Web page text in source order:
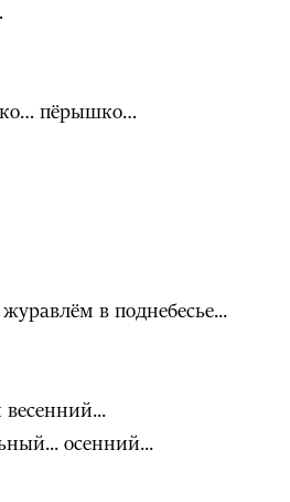
пёрышко…
в поднебесье...
осенний...